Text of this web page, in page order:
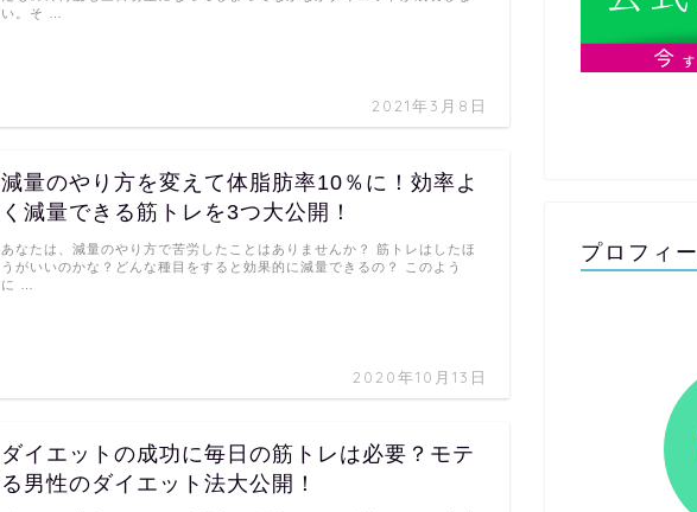
2021年3月8日
い。そ …
減量のやり方を変えて体脂肪率10％に！効率よ
く減量できる筋トレを3つ大公開！
2020年10月13日
あなたは、減量のやり方で苦労したことはありませんか？ 筋トレはしたほ
うがいいのかな？どんな種目をすると効果的に減量できるの？ このよう
に …
ダイエットの成功に毎日の筋トレは必要？モテ
る男性のダイエット法大公開！
プロフィ